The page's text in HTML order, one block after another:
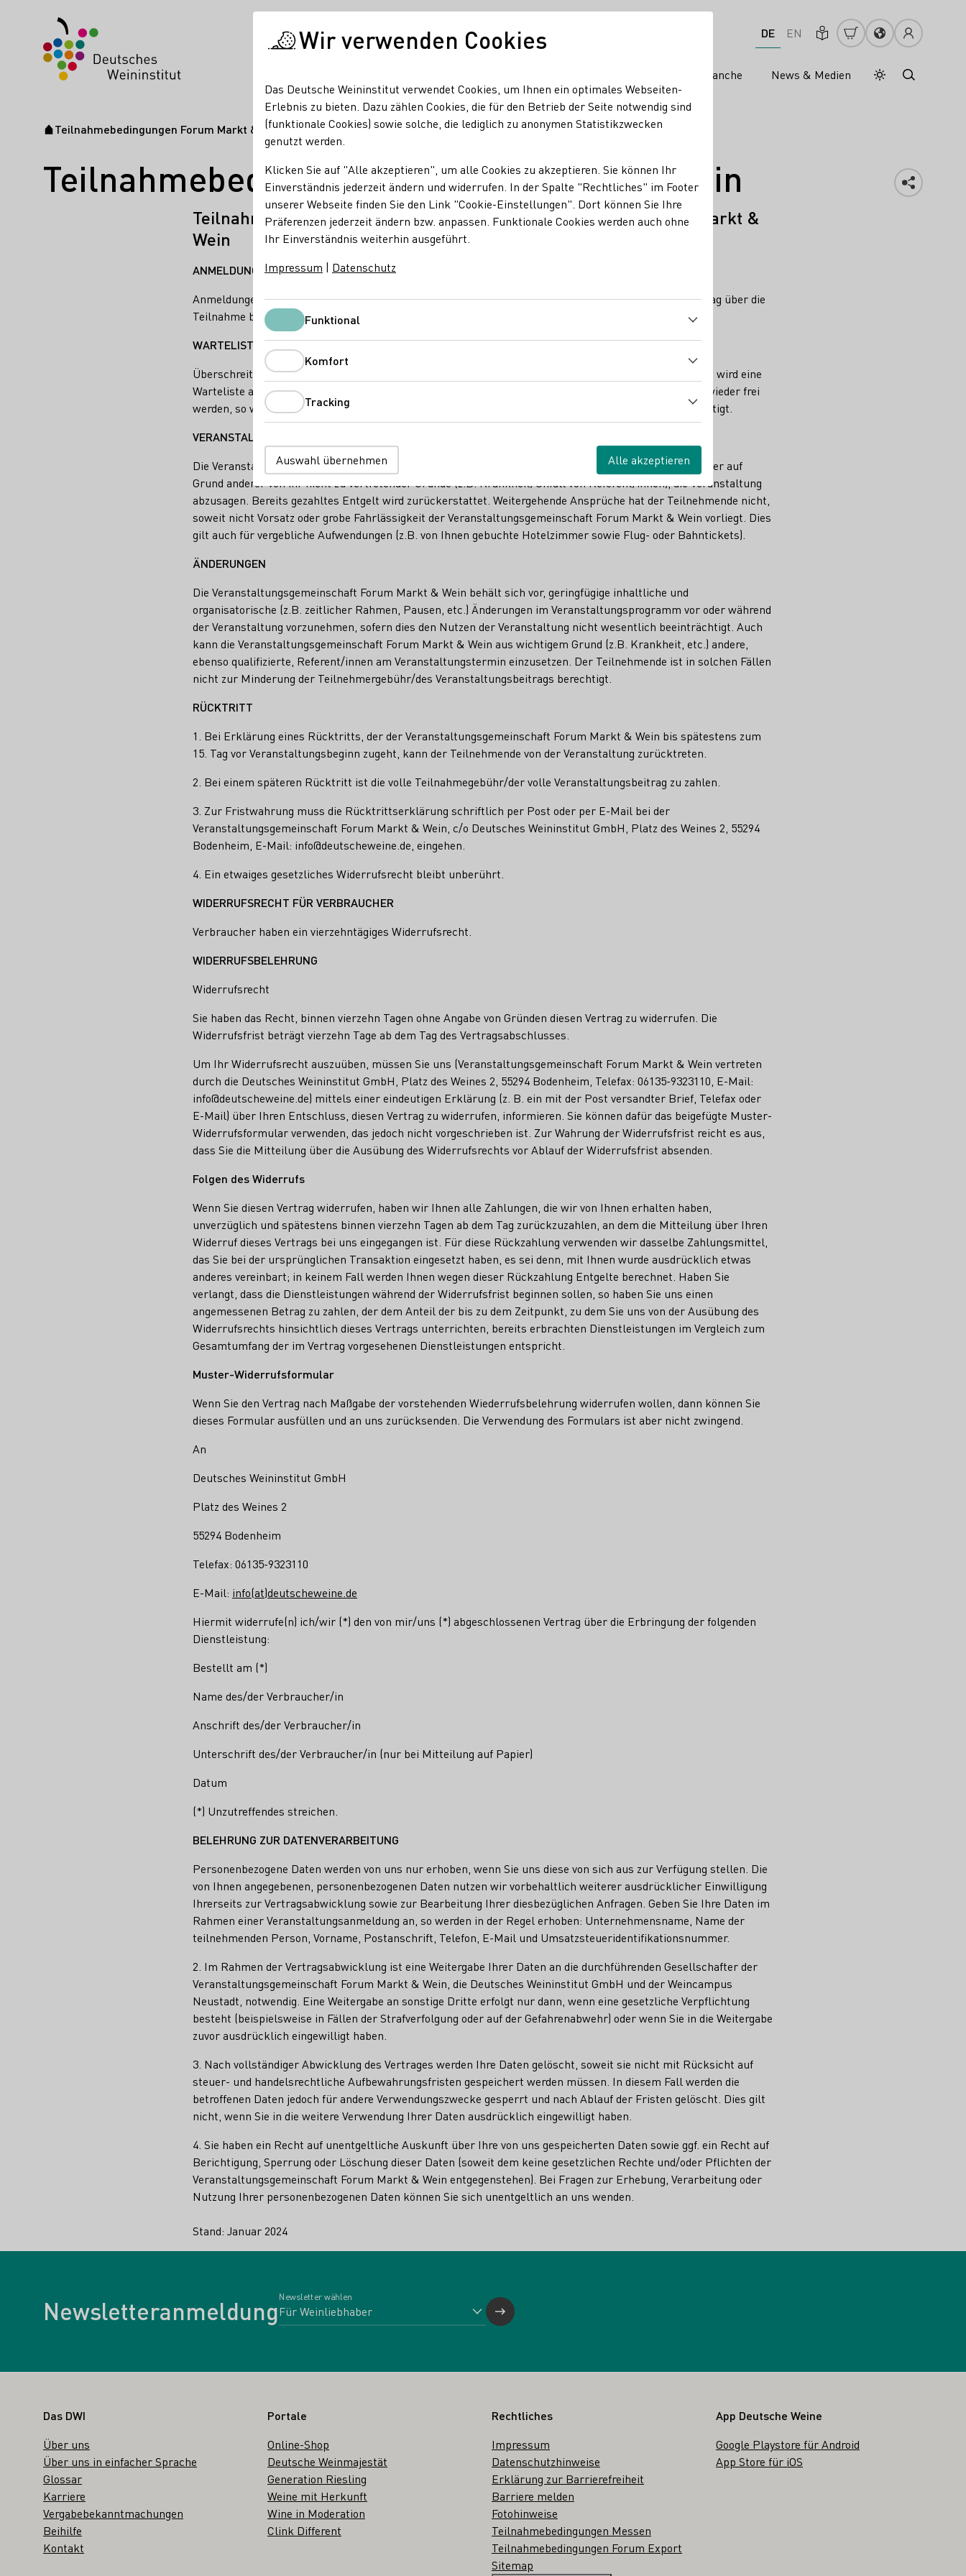
DE EN
Weinbranche News & Medien Tagesmodus
Nachtmodus
Startseite
Teilnahmebedingungen Forum Markt & Wein
Teilnahmebedingungen Forum Markt & Wein
Teilnahmebedingungen der Veranstaltungsgemeinschaft Forum Markt &
Wein
ANMELDUNGEN
Anmeldungen sind verbindlich. Mit Zugang der Anmeldebestätigung beim Teilnehmenden gilt der Vertrag über die
Teilnahme beim Forum Markt & Wein für den gewählten Veranstaltungstag als abgeschlossen.
WARTELISTE
Überschreitet die Zahl der Anmeldungen die Anzahl der zur Verfügung stehenden Veranstaltungsplätze, wird eine
Warteliste angelegt und die interessierte Person darüber informiert. Sollten bereits vergebene Plätze wieder frei
werden, so werden die Anmeldungen von der Warteliste in der Reihenfolge ihrer Anmeldung berücksichtigt.
VERANSTALTUNGSAUSFALL
Die Veranstaltungsgemeinschaft Forum Markt & Wein behält sich vor, bei ungenügender Beteiligung oder auf
Grund anderer von ihr nicht zu vertretender Gründe (z.B. Krankheit/Unfall von Referent/innen), die Veranstaltung
abzusagen. Bereits gezahltes Entgelt wird zurückerstattet. Weitergehende Ansprüche hat der Teilnehmende nicht,
soweit nicht Vorsatz oder grobe Fahrlässigkeit der Veranstaltungsgemeinschaft Forum Markt & Wein vorliegt. Dies
gilt auch für vergebliche Aufwendungen (z.B. von Ihnen gebuchte Hotelzimmer sowie Flug- oder Bahntickets).
ÄNDERUNGEN
Die Veranstaltungsgemeinschaft Forum Markt & Wein behält sich vor, geringfügige inhaltliche und
organisatorische (z.B. zeitlicher Rahmen, Pausen, etc.) Änderungen im Veranstaltungsprogramm vor oder während
der Veranstaltung vorzunehmen, sofern dies den Nutzen der Veranstaltung nicht wesentlich beeinträchtigt. Auch
kann die Veranstaltungsgemeinschaft Forum Markt & Wein aus wichtigem Grund (z.B. Krankheit, etc.) andere,
ebenso qualifizierte, Referent/innen am Veranstaltungstermin einzusetzen. Der Teilnehmende ist in solchen Fällen
nicht zur Minderung der Teilnehmergebühr/des Veranstaltungsbeitrags berechtigt.
RÜCKTRITT
1. Bei Erklärung eines Rücktritts, der der Veranstaltungsgemeinschaft Forum Markt & Wein bis spätestens zum
15. Tag vor Veranstaltungsbeginn zugeht, kann der Teilnehmende von der Veranstaltung zurücktreten.
2. Bei einem späteren Rücktritt ist die volle Teilnahmegebühr/der volle Veranstaltungsbeitrag zu zahlen.
3. Zur Fristwahrung muss die Rücktrittserklärung schriftlich per Post oder per E-Mail bei der
Veranstaltungsgemeinschaft Forum Markt & Wein, c/o Deutsches Weininstitut GmbH, Platz des Weines 2, 55294
Bodenheim, E-Mail: info@deutscheweine.de, eingehen.
4. Ein etwaiges gesetzliches Widerrufsrecht bleibt unberührt.
WIDERRUFSRECHT FÜR VERBRAUCHER
Verbraucher haben ein vierzehntägiges Widerrufsrecht.
WIDERRUFSBELEHRUNG
Widerrufsrecht
Sie haben das Recht, binnen vierzehn Tagen ohne Angabe von Gründen diesen Vertrag zu widerrufen. Die
Widerrufsfrist beträgt vierzehn Tage ab dem Tag des Vertragsabschlusses.
Um Ihr Widerrufsrecht auszuüben, müssen Sie uns (Veranstaltungsgemeinschaft Forum Markt & Wein vertreten
durch die Deutsches Weininstitut GmbH, Platz des Weines 2, 55294 Bodenheim, Telefax: 06135-9323110, E-Mail:
info@deutscheweine.de) mittels einer eindeutigen Erklärung (z. B. ein mit der Post versandter Brief, Telefax oder
E-Mail) über Ihren Entschluss, diesen Vertrag zu widerrufen, informieren. Sie können dafür das beigefügte Muster-
Widerrufsformular verwenden, das jedoch nicht vorgeschrieben ist. Zur Wahrung der Widerrufsfrist reicht es aus,
dass Sie die Mitteilung über die Ausübung des Widerrufsrechts vor Ablauf der Widerrufsfrist absenden.
Folgen des Widerrufs
Wenn Sie diesen Vertrag widerrufen, haben wir Ihnen alle Zahlungen, die wir von Ihnen erhalten haben,
unverzüglich und spätestens binnen vierzehn Tagen ab dem Tag zurückzuzahlen, an dem die Mitteilung über Ihren
Widerruf dieses Vertrags bei uns eingegangen ist. Für diese Rückzahlung verwenden wir dasselbe Zahlungsmittel,
das Sie bei der ursprünglichen Transaktion eingesetzt haben, es sei denn, mit Ihnen wurde ausdrücklich etwas
anderes vereinbart; in keinem Fall werden Ihnen wegen dieser Rückzahlung Entgelte berechnet. Haben Sie
verlangt, dass die Dienstleistungen während der Widerrufsfrist beginnen sollen, so haben Sie uns einen
angemessenen Betrag zu zahlen, der dem Anteil der bis zu dem Zeitpunkt, zu dem Sie uns von der Ausübung des
Widerrufsrechts hinsichtlich dieses Vertrags unterrichten, bereits erbrachten Dienstleistungen im Vergleich zum
Gesamtumfang der im Vertrag vorgesehenen Dienstleistungen entspricht.
Muster-Widerrufsformular
Wenn Sie den Vertrag nach Maßgabe der vorstehenden Wiederrufsbelehrung widerrufen wollen, dann können Sie
dieses Formular ausfüllen und an uns zurücksenden. Die Verwendung des Formulars ist aber nicht zwingend.
An
Deutsches Weininstitut GmbH
Platz des Weines 2
55294 Bodenheim
Telefax: 06135-9323110
E-Mail: info(at)deutscheweine.de
Hiermit widerrufe(n) ich/wir (*) den von mir/uns (*) abgeschlossenen Vertrag über die Erbringung der folgenden
Dienstleistung:
Bestellt am (*)
Name des/der Verbraucher/in
Anschrift des/der Verbraucher/in
Unterschrift des/der Verbraucher/in (nur bei Mitteilung auf Papier)
Datum
(*) Unzutreffendes streichen.
BELEHRUNG ZUR DATENVERARBEITUNG
Personenbezogene Daten werden von uns nur erhoben, wenn Sie uns diese von sich aus zur Verfügung stellen. Die
von Ihnen angegebenen, personenbezogenen Daten nutzen wir vorbehaltlich weiterer ausdrücklicher Einwilligung
Ihrerseits zur Vertragsabwicklung sowie zur Bearbeitung Ihrer diesbezüglichen Anfragen. Geben Sie Ihre Daten im
Rahmen einer Veranstaltungsanmeldung an, so werden in der Regel erhoben: Unternehmensname, Name der
teilnehmenden Person, Vorname, Postanschrift, Telefon, E-Mail und Umsatzsteueridentifikationsnummer.
2. Im Rahmen der Vertragsabwicklung ist eine Weitergabe Ihrer Daten an die durchführenden Gesellschafter der
Veranstaltungsgemeinschaft Forum Markt & Wein, die Deutsches Weininstitut GmbH und der Weincampus
Neustadt, notwendig. Eine Weitergabe an sonstige Dritte erfolgt nur dann, wenn eine gesetzliche Verpflichtung
besteht (beispielsweise in Fällen der Strafverfolgung oder auf der Gefahrenabwehr) oder wenn Sie in die Weitergabe
zuvor ausdrücklich eingewilligt haben.
3. Nach vollständiger Abwicklung des Vertrages werden Ihre Daten gelöscht, soweit sie nicht mit Rücksicht auf
steuer- und handelsrechtliche Aufbewahrungsfristen gespeichert werden müssen. In diesem Fall werden die
betroffenen Daten jedoch für andere Verwendungszwecke gesperrt und nach Ablauf der Fristen gelöscht. Dies gilt
nicht, wenn Sie in die weitere Verwendung Ihrer Daten ausdrücklich eingewilligt haben.
4. Sie haben ein Recht auf unentgeltliche Auskunft über Ihre von uns gespeicherten Daten sowie ggf. ein Recht auf
Berichtigung, Sperrung oder Löschung dieser Daten (soweit dem keine gesetzlichen Rechte und/oder Pflichten der
Veranstaltungsgemeinschaft Forum Markt & Wein entgegenstehen). Bei Fragen zur Erhebung, Verarbeitung oder
Nutzung Ihrer personenbezogenen Daten können Sie sich unentgeltlich an uns wenden.
Stand: Januar 2024
Newsletteranmeldung
Newsletter wählen
Fußbereich
Das DWI
Über uns
Über uns in einfacher Sprache
Glossar
Karriere
Vergabebekanntmachungen
Beihilfe
Kontakt
Portale
Online-Shop
Deutsche Weinmajestät
Generation Riesling
Weine mit Herkunft
Wine in Moderation
Clink Different
Rechtliches
Impressum
Datenschutzhinweise
Erklärung zur Barrierefreiheit
Barriere melden
Fotohinweise
Teilnahmebedingungen Messen
Teilnahmebedingungen Forum Export
Sitemap
Wir verwenden Cookies
Das Deutsche Weininstitut verwendet Cookies, um Ihnen ein optimales Webseiten-
Erlebnis zu bieten. Dazu zählen Cookies, die für den Betrieb der Seite notwendig sind
(funktionale Cookies) sowie solche, die lediglich zu anonymen Statistikzwecken
genutzt werden.
Klicken Sie auf "Alle akzeptieren", um alle Cookies zu akzeptieren. Sie können Ihr
Einverständnis jederzeit ändern und widerrufen. In der Spalte "Rechtliches" im Footer
unserer Webseite finden Sie den Link "Cookie-Einstellungen". Dort können Sie Ihre
Präferenzen jederzeit ändern bzw. anpassen. Funktionale Cookies werden auch ohne
Ihr Einverständnis weiterhin ausgeführt.
Impressum | Datenschutz
FunktionalFunktional
Komfort
Tracking
Auswahl übernehmen Alle akzeptieren
App Deutsche Weine
Google Playstore für Android
App Store für iOS